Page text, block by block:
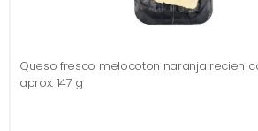
Queso fresco melocoton naranja recien
aprox. 147 g